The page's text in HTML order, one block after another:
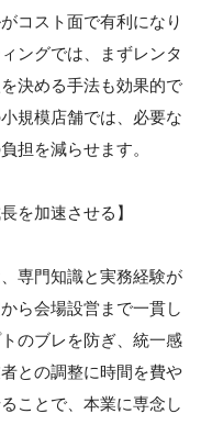
コスト面で有利になり
ングでは、まずレンタ
決める手法も効果的で
規模店舗では、必要な
担を減らせます。
を加速させる】
専門知識と実務経験が
ら会場設営まで一貫し
のブレを防ぎ、統一感
との調整に時間を費や
ことで、本業に専念し